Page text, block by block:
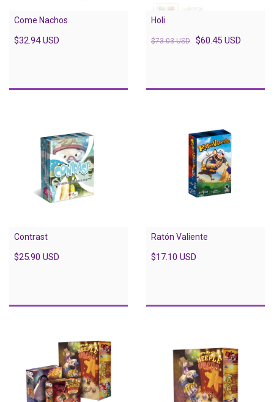
Come Nachos
$32.94 USD
Holi
$73.03 USD $60.45 USD
Contrast
$25.90 USD
Ratón Valiente
$17.10 USD